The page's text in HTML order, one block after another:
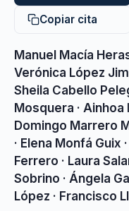
Copiar cita
Manuel Macía
Verónica López
Sheila Cabello
Mosquera · Ainhoa
Domingo Marrero
· Elena Monfá Guix ·
Ferrero · Laura
Sobrino · Ángela
López · Francisco